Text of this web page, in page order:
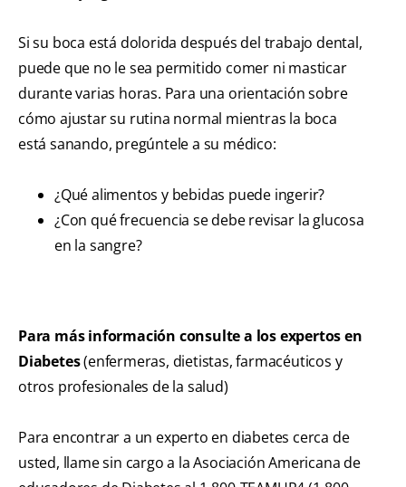
Si su boca está dolorida después del trabajo dental,
puede que no le sea permitido comer ni masticar
durante varias horas. Para una orientación sobre
cómo ajustar su rutina normal mientras la boca
está sanando, pregúntele a su médico:
¿Qué alimentos y bebidas puede ingerir?
¿Con qué frecuencia se debe revisar la glucosa
en la sangre?
Para más información consulte a los expertos en
Diabetes(enfermeras, dietistas, farmacéuticos y
otros profesionales de la salud)
Para encontrar a un experto en diabetes cerca de
usted, llame sin cargo a la Asociación Americana de